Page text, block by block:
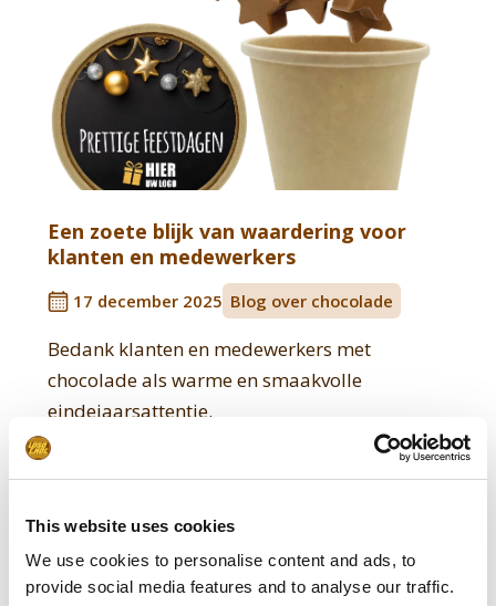
This website uses cookies
We use cookies to personalise content and ads, to
provide social media features and to analyse our traffic.
Een zoete blijk van waardering voor
klanten en medewerkers
17 december 2025 Blog over chocolade
Bedank klanten en medewerkers met
chocolade als warme en smaakvolle
eindejaarsattentie.